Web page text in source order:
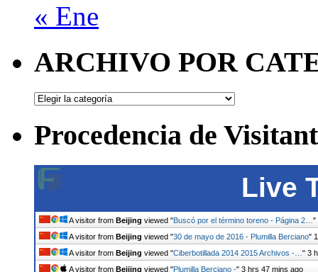
« Ene
ARCHIVO POR
ARCHIVO
Procedencia de
Live
A visitor from Beijing viewed "Buscó por el término toreno - Página 2… "
A visitor from Beijing viewed "30 de mayo de 2016 - Plumilla Berciano"
A visitor from Beijing viewed "Ciberbotillada 2014 2015 Archivos -… " 3
A visitor from Beijing viewed "Plumilla Berciano -" 3 hrs 47 mins ago